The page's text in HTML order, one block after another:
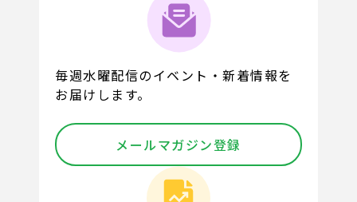
毎週水曜配信のイベント・新着情報を
お届けします。
メールマガジン登録